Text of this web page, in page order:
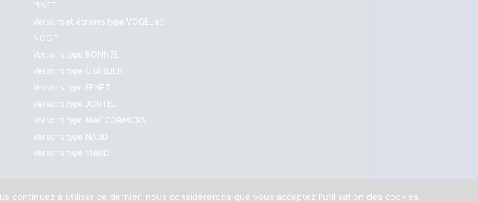
PINET
Versoirs et étraves type VOGEL et
NOOT
Versoirs type BONNEL
Versoirs type CHARLIER
Versoirs type FENET
Versoirs type JOUTEL
Versoirs type MAC CORMICKS
Versoirs type NAUD
Versoirs type VIAUD
continuez à utiliser ce dernier, nous considérerons que vous acceptez l'utilisation des cookies.